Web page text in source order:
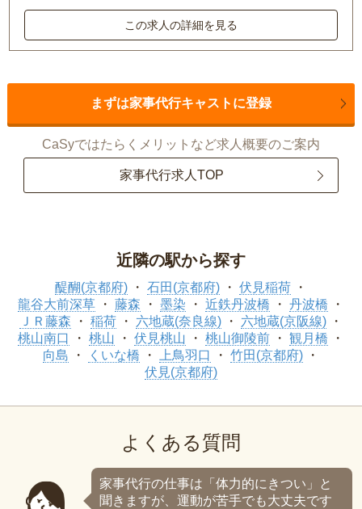
この求人の詳細を見る
まずは家事代行キャストに登録
CaSyではたらくメリットなど求人概要のご案内
家事代行求人TOP
近隣の駅から探す
醍醐(京都府) 石田(京都府)
伏見稲荷
龍谷大前深草
藤森 墨染 近鉄丹波橋
丹波橋
ＪＲ藤森
稲荷 六地蔵(奈良線)
六地蔵(京阪線)
桃山南口
桃山 伏見桃山 桃山御陵前
観月橋
向島
くいな橋 上鳥羽口
竹田(京都府)
伏見(京都府)
よくある質問
家事代行の仕事は「体力的にきつい」と
聞きますが、運動が苦手でも大丈夫です